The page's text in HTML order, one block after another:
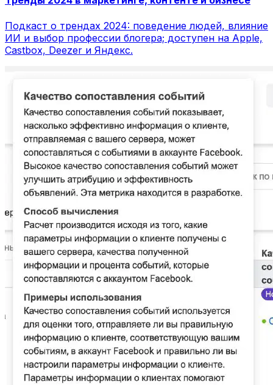
Подкаст о трендах 2024: поведение людей, влияние
ИИ и выбор профессии блогера; доступен на Apple,
Castbox, Deezer и Яндекс.